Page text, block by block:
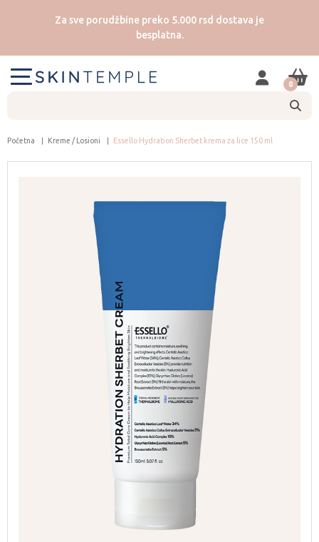
Za sve porudžbine preko 5.000 rsd dostava je
besplatna.
0
Početna Kreme / Losioni Essello Hydration Sherbet krema za lice 150 ml